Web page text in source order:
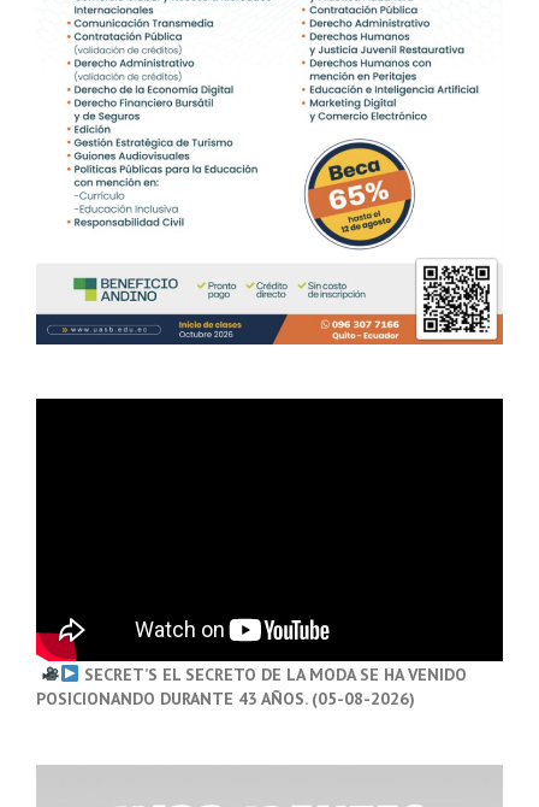
SECRET’S EL SECRETO DE LA MODA SE HA VENIDO
POSICIONANDO DURANTE 43 AÑOS. (05-08-2026)